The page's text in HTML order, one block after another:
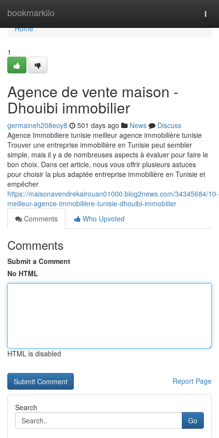
bookmarkilo
Home
Home
1
Agence de vente maison -
Dhouibi immobilier
germaineh208eoy8 501 days ago News
Discuss
Agence Immobiliere tunisie meilleur agence immobilière tunisie
Trouver une entreprise immobilière en Tunisie peut sembler
simple, mais il y a de nombreuses aspects à évaluer pour faire le
bon choix. Dans cet article, nous vous offrir plusieurs astuces
pour choisir la plus adaptée entreprise immobilière en Tunisie et
empêcher
https://maisonavendrekairouan01000.blog2news.com/34345684/10-
meilleur-agence-immobilière-tunisie-dhouibi-immobilier
Comments
Who Upvoted
Comments
Submit a Comment
No HTML
HTML is disabled
Report Page
Search
Go